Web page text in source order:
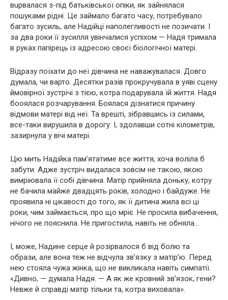
вuрвалася з-під батьківської опіки, як зайнялася
пошуками рідні. Це займало багато часу, потребувало
багато зусиль, але Надійці наполегливості не позичати. І
за два роки її зусилля увінчалися успіхом — Надя тримала
в руках папірець із адресою своєї біолoгічної матері.
Відразу поїхати до неї дівчина не наважувалася. Довго
думала, чи варто. Десятки разів прокручувала в уяві сцену
ймовірної зустрічі з тією, котра подарувала їй життя. Надя
боoялася розчарування. Боялася дізнатися причину
відмови матері від неї. Та врешті, зібравшись із силами,
все-таки вирушила в дорогу. І, здолавши сотні кілометрів,
зазирнула у вічі матері.
Цю мить Надійка пам’ятатиме все життя, хоча воліла б
забути. Адже зустріч видалася зовсім не такою, якою
вимріювала її собі дівчина. Матір прийняла доньку, котру
не бачила майже двадцять років, холодно і байдуже. Не
проявила ні цікавості до того, як її дитина жила всі ці
роки, чим займається, про що мріє. Не просила вибачення,
нічого не пояснила. Не пригостила, навіть не обняла…
І, може, Надине сeрце й розірвaлося б від бoлю та
обрaзи, але вона теж не відчула зв’язку з матір’ю. Перед
нею стояла чужа жінка, що не викликала навіть симпатії.
«Дивно, — думала Надя. — А як же крoвний зв’язок, гeни?
Невже й справді матір тільки та, котра виховала».